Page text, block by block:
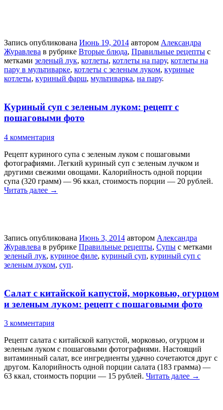
Запись опубликована Июнь 19, 2014 автором Александра
Журавлева в рубрике Вторые блюда, Правильные рецепты с
метками зеленый лук, котлеты, котлеты на пару, котлеты на
пару в мультиварке, котлеты с зеленым луком, куриные
котлеты, куриный фарш, мультиварка, на пару.
Куриный суп с зеленым луком: рецепт с
пошаговыми фото
4 комментария
Рецепт куриного супа с зеленым луком с пошаговыми
фотографиями. Легкий куриный суп с зеленым лучком и
другими свежими овощами. Калорийность одной порции
супа (320 грамм) — 96 ккал, стоимость порции — 20 рублей.
Читать далее →
Запись опубликована Июнь 3, 2014 автором Александра
Журавлева в рубрике Правильные рецепты, Супы с метками
зеленый лук, куриное филе, куриный суп, куриный суп с
зеленым луком, суп.
Салат с китайской капустой, морковью, огурцом
и зеленым луком: рецепт с пошаговыми фото
3 комментария
Рецепт салата с китайской капустой, морковью, огурцом и
зеленым луком с пошаговыми фотографиями. Настоящий
витаминный салат, все ингредиенты удачно сочетаются друг с
другом. Калорийность одной порции салата (183 грамма) —
63 ккал, стоимость порции — 15 рублей. Читать далее →